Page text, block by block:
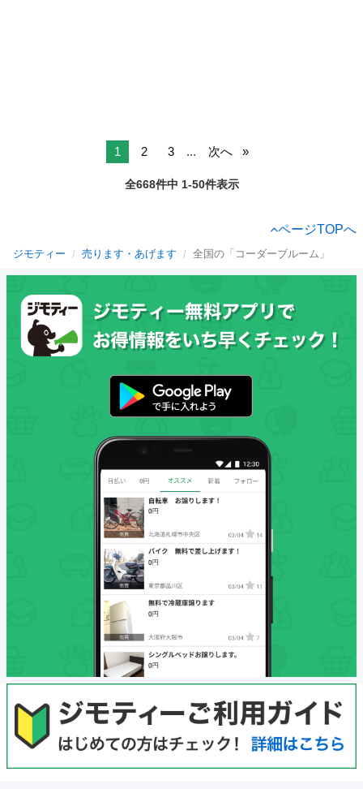
1 2 3 ... 次へ
全668件中 1-50件表示
ページTOPへ
ジモティー 売ります・あげます 全国の「コーダーブルーム」